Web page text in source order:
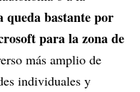
queda bastante por
para la zona de
más amplio de
individuales y